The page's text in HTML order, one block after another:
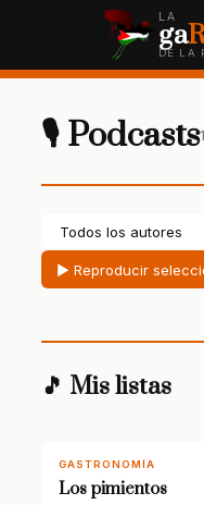
LA
ga
DE LA
🎙 Podcasts
▶ Reproducir
🎵 Mis listas
GASTRONOMÍA
Los pimientos